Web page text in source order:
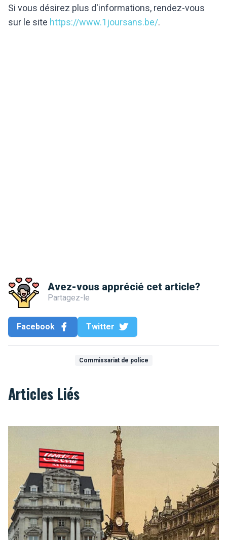
Si vous désirez plus d'informations, rendez-vous
sur le site https://www.1joursans.be/.
Avez-vous apprécié cet article?
Partagez-le
Facebook Twitter
Commissariat de police
Articles Liés